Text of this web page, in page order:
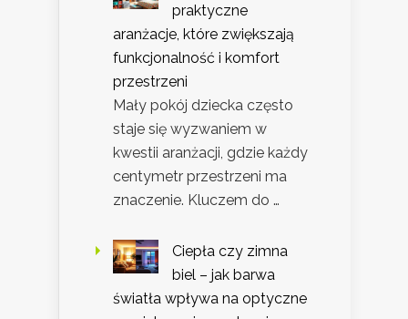
praktyczne
aranżacje, które zwiększają
funkcjonalność i komfort
przestrzeni
Mały pokój dziecka często
staje się wyzwaniem w
kwestii aranżacji, gdzie każdy
centymetr przestrzeni ma
znaczenie. Kluczem do …
Ciepła czy zimna
biel – jak barwa
światła wpływa na optyczne